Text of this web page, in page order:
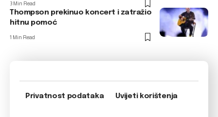
3 Min Read
Thompson prekinuo koncert i zatražio
hitnu pomoć
1 Min Read
Privatnost podataka Uvijeti korištenja